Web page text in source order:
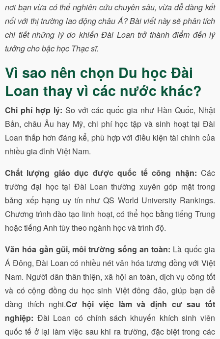
nơi bạn vừa có thể nghiên cứu chuyên sâu, vừa dễ dàng kết
nối với thị trường lao động châu Á? Bài viết này sẽ phân tích
chi tiết những lý do khiến Đài Loan trở thành điểm đến lý
tưởng cho bậc học Thạc sĩ.
Vì sao nên chọn Du học Đài
Loan thay vì các nước khác?
Chi phí hợp lý: So với các quốc gia như Hàn Quốc, Nhật
Bản, châu Âu hay Mỹ, chi phí học tập và sinh hoạt tại Đài
Loan thấp hơn đáng kể, phù hợp với điều kiện tài chính của
nhiều gia đình Việt Nam.
Chất lượng giáo dục được quốc tế công nhận: Các
trường đại học tại Đài Loan thường xuyên góp mặt trong
bảng xếp hạng uy tín như QS World University Rankings.
Chương trình đào tạo linh hoạt, có thể học bằng tiếng Trung
hoặc tiếng Anh tùy theo ngành học và trình độ.
Văn hóa gần gũi, môi trường sống an toàn: Là quốc gia
Á Đông, Đài Loan có nhiều nét văn hóa tương đồng với Việt
Nam. Người dân thân thiện, xã hội an toàn, dịch vụ công tốt
và có cộng đồng du học sinh Việt đông đảo, giúp bạn dễ
dàng thích nghi.Cơ hội việc làm và định cư sau tốt
nghiệp: Đài Loan có chính sách khuyến khích sinh viên
quốc tế ở lại làm việc sau khi ra trường, đặc biệt trong các